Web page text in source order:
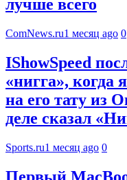
лучше всего
ComNews.ru1 месяц ago 0
IShowSpeed
«нигга», когда
на его тату из
деле сказал
Sports.ru1 месяц ago 0